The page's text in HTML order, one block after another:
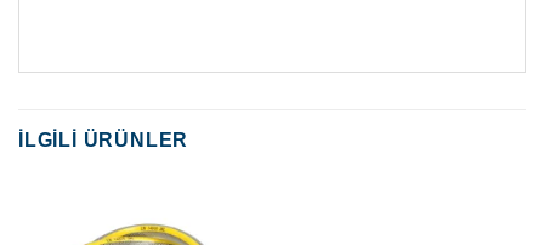
İLGILI ÜRÜNLER